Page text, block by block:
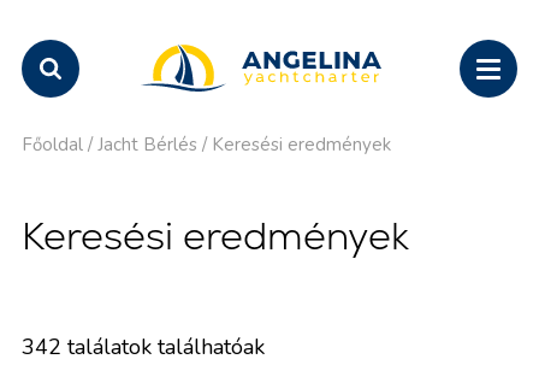
Főoldal / Jacht Bérlés / Keresési eredmények
Keresési eredmények
342 találatok találhatóak